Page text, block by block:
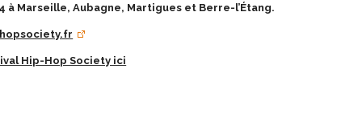
à Marseille, Aubagne, Martigues et Berre-l’Étang.
Hip-Hop Society ici